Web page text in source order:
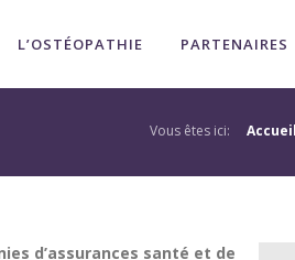
L’OSTÉOPATHIE PARTENAIRES
Vous êtes ici: Accueil
d’assurances santé et de